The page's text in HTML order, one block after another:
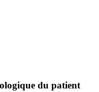
du patient